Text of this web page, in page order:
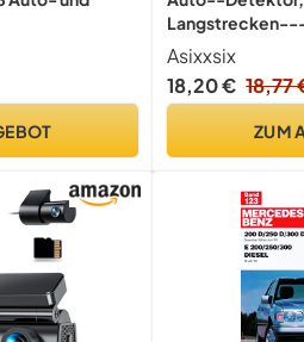
Grad-Schutz,
Radarkamera-
Asixxsix
18,20 € 18,77
ZUM